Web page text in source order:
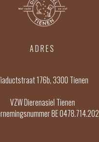
ADRES
176b, 3300 Tienen
VZW Dierenasiel Tienen
BE 0478.714.202